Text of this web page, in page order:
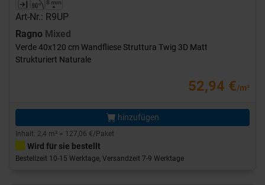
Art-Nr.: R9UP
Ragno Mixed
Verde 40x120 cm Wandfliese Struttura Twig 3D Matt
Strukturiert Naturale
52,94 €/m²
hinzufügen
Inhalt: 2,4 m² = 127,06 €/Paket
Wird für sie bestellt
Bestellzeit 10-15 Werktage, Versandzeit 7-9 Werktage